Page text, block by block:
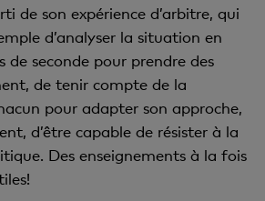
de son expérience d’arbitre, qui
d’analyser la situation en
de seconde pour prendre des
de tenir compte de la
pour adapter son approche,
d’être capable de résister à la
Des enseignements à la fois